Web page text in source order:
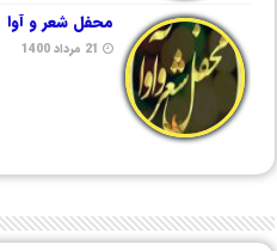
محفل شعر و آوا
21 مرداد 1400